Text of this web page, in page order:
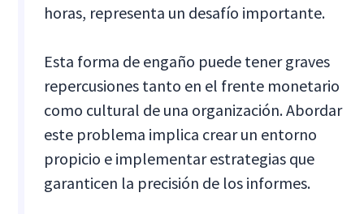
horas, representa un desafío importante.
Esta forma de engaño puede tener graves
repercusiones tanto en el frente monetario
como cultural de una organización. Abordar
este problema implica crear un entorno
propicio e implementar estrategias que
garanticen la precisión de los informes.